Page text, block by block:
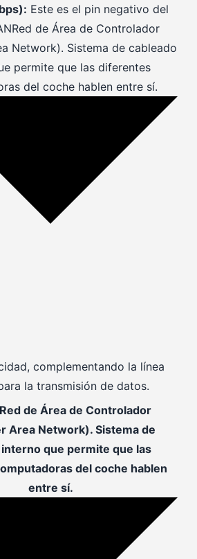
Este es el pin negativo del
Red de Área de Controlador
Network). Sistema de cableado
permite que las diferentes
del coche hablen entre sí.
complementando la línea
la transmisión de datos.
Red de Área de Controlador
Area Network). Sistema de
que permite que las
del coche hablen
entre sí.